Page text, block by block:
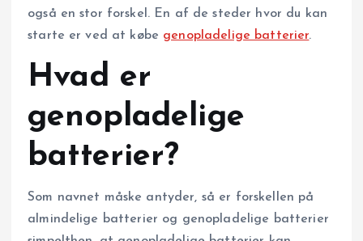
også en stor forskel. En af de steder hvor du kan
starte er ved at købe genopladelige batterier.
Hvad er
genopladelige
batterier?
Som navnet måske antyder, så er forskellen på
almindelige batterier og genopladelige batterier